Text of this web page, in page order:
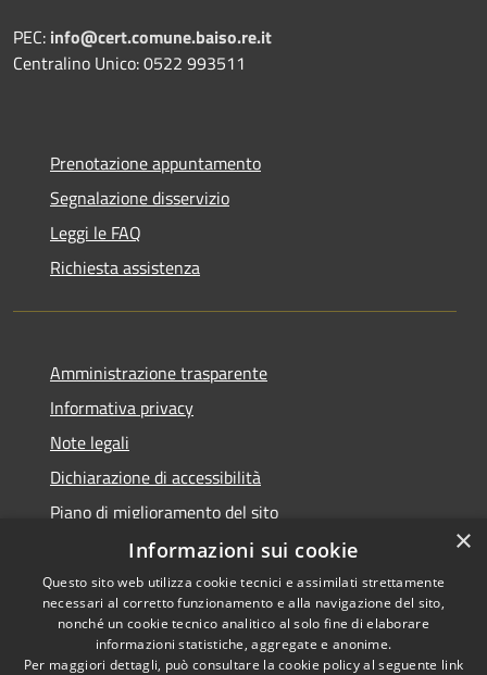
PEC: info@cert.comune.baiso.re.it
Centralino Unico: 0522 993511
Prenotazione appuntamento
Segnalazione disservizio
Leggi le FAQ
Richiesta assistenza
Amministrazione trasparente
Informativa privacy
Note legali
Dichiarazione di accessibilità
Piano di miglioramento del sito
Accessibilità
Copyright © 2026 • Comune di
Baiso • Powered by
×
Informazioni sui cookie
Questo sito web utilizza cookie tecnici e assimilati strettamente
necessari al corretto funzionamento e alla navigazione del sito,
nonché un cookie tecnico analitico al solo fine di elaborare
informazioni statistiche, aggregate e anonime.
Per maggiori dettagli, può consultare la cookie policy al seguente link